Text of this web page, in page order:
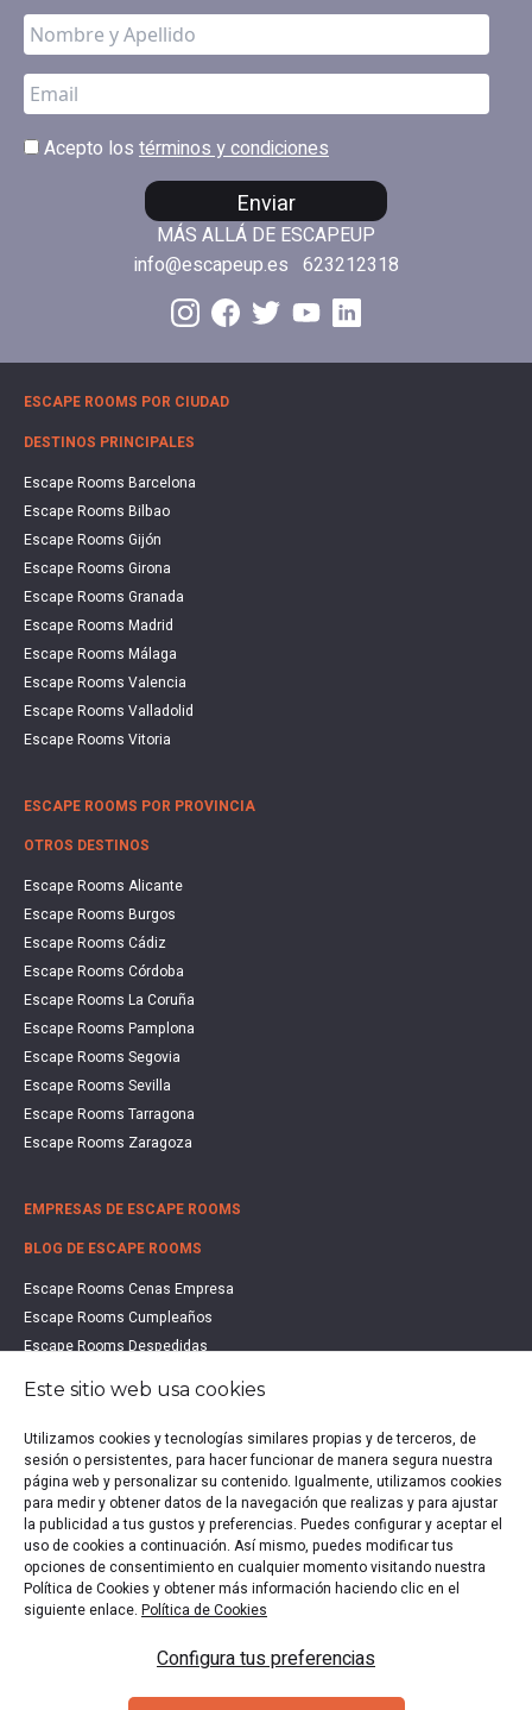
Acepto los términos y condiciones
Enviar
MÁS ALLÁ DE ESCAPEUP
info@escapeup.es 623212318
ESCAPE ROOMS POR CIUDAD
DESTINOS PRINCIPALES
Escape Rooms Barcelona
Escape Rooms Bilbao
Escape Rooms Gijón
Escape Rooms Girona
Escape Rooms Granada
Escape Rooms Madrid
Escape Rooms Málaga
Escape Rooms Valencia
Escape Rooms Valladolid
Escape Rooms Vitoria
ESCAPE ROOMS POR PROVINCIA
OTROS DESTINOS
Escape Rooms Alicante
Escape Rooms Burgos
Escape Rooms Cádiz
Escape Rooms Córdoba
Escape Rooms La Coruña
Escape Rooms Pamplona
Escape Rooms Segovia
Escape Rooms Sevilla
Escape Rooms Tarragona
Escape Rooms Zaragoza
EMPRESAS DE ESCAPE ROOMS
BLOG DE ESCAPE ROOMS
Escape Rooms Cenas Empresa
Escape Rooms Cumpleaños
Escape Rooms Despedidas
Escape Rooms Familias
Escape Rooms Halloween
Escape Rooms San Valentín
Estudio de Mercado Escape Rooms 2021
Qué es un Escape Room
Qué es un Hall Escape
Escape Rooms en España
Este sitio web usa cookies
Utilizamos cookies y tecnologías similares propias y de terceros, de
sesión o persistentes, para hacer funcionar de manera segura nuestra
página web y personalizar su contenido. Igualmente, utilizamos cookies
para medir y obtener datos de la navegación que realizas y para ajustar
la publicidad a tus gustos y preferencias. Puedes configurar y aceptar el
uso de cookies a continuación. Así mismo, puedes modificar tus
opciones de consentimiento en cualquier momento visitando nuestra
Política de Cookies y obtener más información haciendo clic en el
siguiente enlace. Política de Cookies
Configura tus preferencias